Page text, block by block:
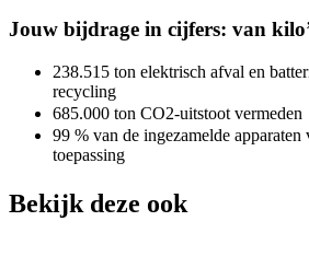
Jouw bijdrage in cijfers: van
238.515 ton elektrisch afval en
recycling
685.000 ton CO2-uitstoot vermeden
99 % van de ingezamelde
toepassing
Bekijk deze ook